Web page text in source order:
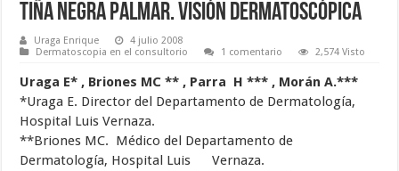
Tiña negra palmar. Visión dermatoscópica
Uraga Enrique
4 julio 2008
Dermatoscopia en el consultorio
1 comentario 2,574 Visto
Uraga E* , Briones MC ** , Parra H *** , Morán A.***
*Uraga E. Director del Departamento de Dermatología,
Hospital Luis Vernaza.
**Briones MC. Médico del Departamento de
Dermatología, Hospital Luis Vernaza.